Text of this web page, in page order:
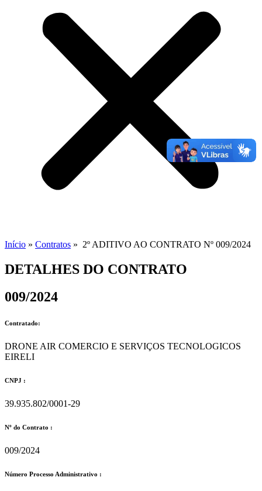
Início » Contratos » 2º ADITIVO AO CONTRATO Nº 009/2024
DETALHES DO CONTRATO​
009/2024
Contratado:
DRONE AIR COMERCIO E SERVIÇOS TECNOLOGICOS
EIRELI
CNPJ :
39.935.802/0001-29
Nº do Contrato :
009/2024
Número Processo Administrativo :